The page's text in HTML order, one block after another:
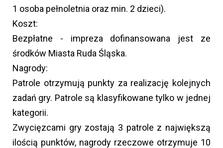
1 osoba pełnoletnia oraz min. 2 dzieci).
Koszt:
Bezpłatne - impreza dofinansowana jest ze
środków Miasta Ruda Śląska.
Nagrody:
Patrole otrzymują punkty za realizację kolejnych
zadań gry. Patrole są klasyfikowane tylko w jednej
kategorii.
Zwycięzcami gry zostają 3 patrole z największą
ilością punktów, nagrody rzeczowe otrzymuje 10